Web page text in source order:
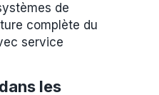
de
complète du
service
les